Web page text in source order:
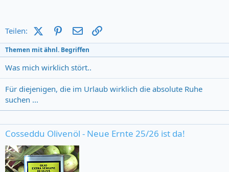
Teilen: X (Twitter)PinterestE-Mail
Themen mit ähnl. Begriffen
Was mich wirklich stört..
Für diejenigen, die im Urlaub wirklich die absolute Ruhe
suchen ...
Cosseddu Olivenöl - Neue Ernte 25/26 ist da!